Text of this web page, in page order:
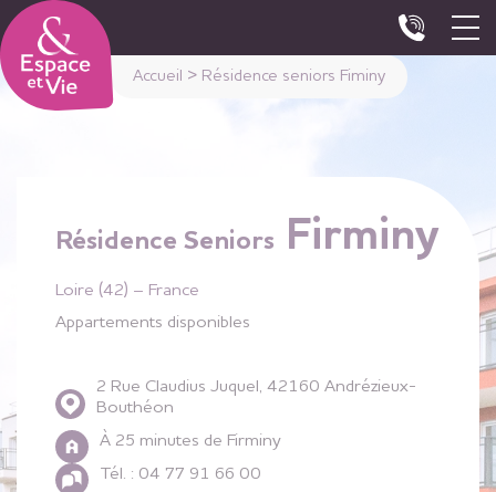
Accueil > Résidence seniors Fiminy
Résidence Seniors Firminy
Loire (42) – France
Appartements disponibles
2 Rue Claudius Juquel, 42160 Andrézieux-
Bouthéon
À 25 minutes de Firminy
Tél. : 04 77 91 66 00
Panneau de gestion des cookies